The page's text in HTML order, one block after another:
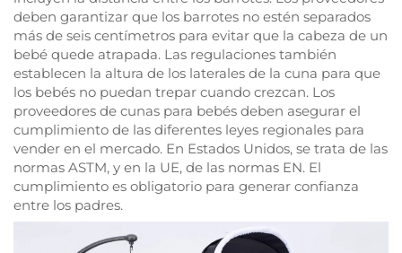
deben garantizar que los barrotes no estén separados
más de seis centímetros para evitar que la cabeza de un
bebé quede atrapada. Las regulaciones también
establecen la altura de los laterales de la cuna para que
los bebés no puedan trepar cuando crezcan. Los
proveedores de cunas para bebés deben asegurar el
cumplimiento de las diferentes leyes regionales para
vender en el mercado. En Estados Unidos, se trata de las
normas ASTM, y en la UE, de las normas EN. El
cumplimiento es obligatorio para generar confianza
entre los padres.